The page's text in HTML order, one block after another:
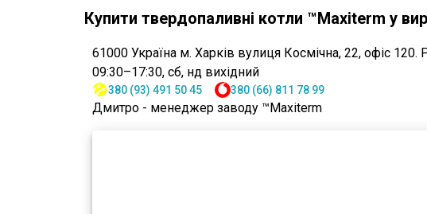
Купити твердопаливні котли ™Maxiterm у
61000 Україна м. Харків вулиця Космічна, 22, офіс 120.
09:30–17:30, сб, нд вихідний
380 (93) 491 50 45 380 (66) 811 78 99
Дмитро - менеджер заводу ™Maxiterm